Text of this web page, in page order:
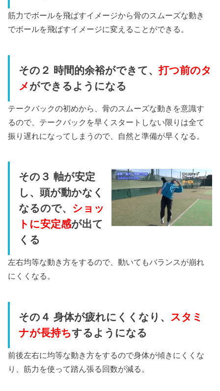
筋力でボールを飛ばすイメージから骨のスムーズな動き
でボールを飛ばすイメージに変えることができる。
その２ 時間的余裕ができて、打つ前のタ
メ ができるようになる
テークバックの初めから、骨のスムーズな動きを意識す
るので、テークバックを早くスタートしない限りは全て
振り遅れになってしまうので、自然と準備が早くなる。
その３ 軸が安定
し、頭が動かなく
なるので、
ショッ
トに安定感が出て
くる
左右均等な動き方をするので、動いてもバランスが崩れ
にくくなる。
その４ 身体が疲れにくくなり、 スタミ
ナが長持ちするようになる
前後左右に均等な動き方をするので身体が傾きにくくな
り、筋力を使って踏ん張る回数が減る。